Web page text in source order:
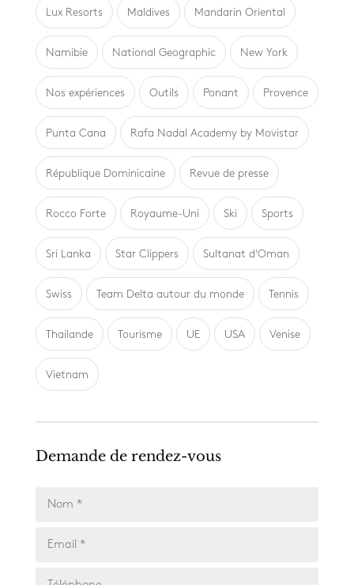
Lux Resorts Maldives Mandarin Oriental
Namibie National Geographic New York
Nos expériences Outils Ponant Provence
Punta Cana Rafa Nadal Academy by Movistar
République Dominicaine Revue de presse
Rocco Forte Royaume-Uni Ski Sports
Sri Lanka Star Clippers Sultanat d'Oman
Swiss Team Delta autour du monde Tennis
Thailande Tourisme UE USA Venise
Vietnam
Demande de rendez-vous